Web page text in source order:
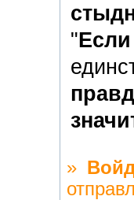
"
»